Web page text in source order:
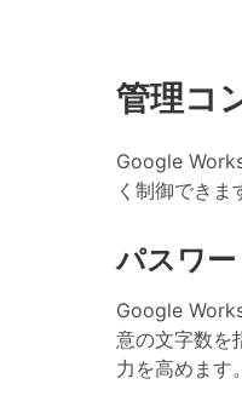
管理コ
Google
く制御できま
パスワ
Google
意の文字数を
力を高めます。